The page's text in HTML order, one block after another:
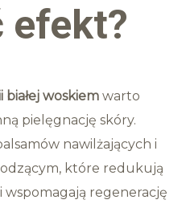
efekt?
białej woskiem warto
pielęgnację skóry.
nawilżających i
które redukują
regenerację